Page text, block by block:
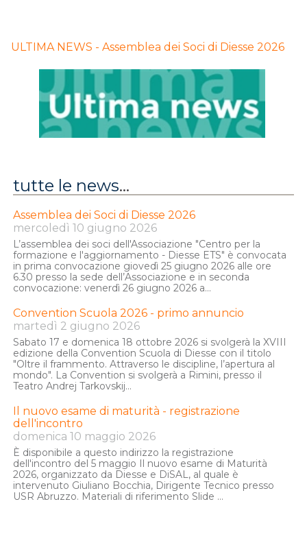
ULTIMA NEWS - Assemblea dei Soci di Diesse 2026
formazione e l'aggiornamento -
Diesse ETS" è convocata in prima
2026 alle ore 6.30 presso la sede
dell’Associazione e inseconda
convocazione:
venerdì 26 giugno 2026 alle ore
17.00
Leggi la convocazione con
l'ordine del giorno.
Leggi le indicazioni su come
partecipare e votare.
tutte le news...
Assemblea dei Soci di Diesse 2026
mercoledì 10 giugno 2026
L’assemblea dei soci dell'Associazione "Centro per la
formazione e l'aggiornamento - Diesse ETS" è convocata
in prima convocazione giovedì 25 giugno 2026 alle ore
6.30 presso la sede dell’Associazione e in seconda
convocazione: venerdì 26 giugno 2026 a...
Convention Scuola 2026 - primo annuncio
martedì 2 giugno 2026
Sabato 17 e domenica 18 ottobre 2026 si svolgerà la XVIII
edizione della Convention Scuola di Diesse con il titolo
"Oltre il frammento. Attraverso le discipline, l’apertura al
mondo". La Convention si svolgerà a Rimini, presso il
Teatro Andrej Tarkovskij...
Il nuovo esame di maturità - registrazione
dell'incontro
domenica 10 maggio 2026
È disponibile a questo indirizzo la registrazione
dell'incontro del 5 maggio Il nuovo esame di Maturità
2026, organizzato da Diesse e DiSAL, al quale è
intervenuto Giuliano Bocchia, Dirigente Tecnico presso
USR Abruzzo. Materiali di riferimento Slide ...